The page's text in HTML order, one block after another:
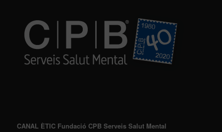
CANAL ÈTIC Fundació CPB Serveis Salut Mental